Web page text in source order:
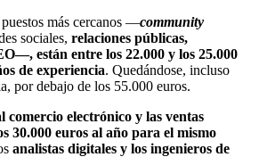
más cercanos —community
sociales, relaciones públicas,
están entre los 22.000 y los 25.000
de experiencia. Quedándose, incluso
por debajo de los 55.000 euros.
comercio electrónico y las ventas
30.000 euros al año para el mismo
analistas digitales y los ingenieros de